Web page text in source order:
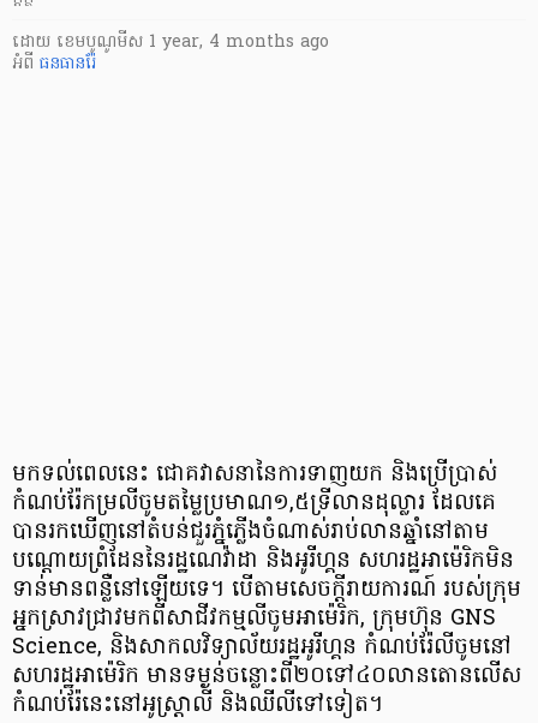
ដោយ ​ ខេមបូណូមីស 1 year, 4 months ago
អំពី ធនធានរ៉ែ
មកទល់ពេលនេះ ជោគវាសនានៃការទាញយក និងប្រើប្រាស់
កំណប់រ៉ែកម្រលីចូមតម្លៃប្រមាណ១,៥ទ្រីលានដុល្លារ ដែលគេ
បានរកឃើញនៅតំបន់ជួរភ្នំភ្លើងចំណាស់រាប់លានឆ្នាំនៅតាម
បណ្តោយព្រំដែននៃរដ្ឋណេវ៉ាដា និងអូរីហ្គន សហរដ្ឋអាម៉េរិកមិន
ទាន់មានពន្លឺនៅឡើយទេ។ បើតាមសេចក្តីរាយការណ៍ របស់ក្រុម
អ្នកស្រាវជ្រាវមកពីសាជីវកម្មលីចូមអាម៉េរិក, ក្រុមហ៊ុន GNS
Science, និងសាកលវិទ្យាល័យរដ្ឋអូរីហ្គន កំណប់រ៉ែលីចូមនៅ
សហរដ្ឋអាម៉េរិក មានទម្ងន់ចន្លោះពី២០ទៅ៤០លានតោនលើស
កំណប់រ៉ែនេះនៅអូស្រ្តាលី និងឈីលីទៅទៀត។